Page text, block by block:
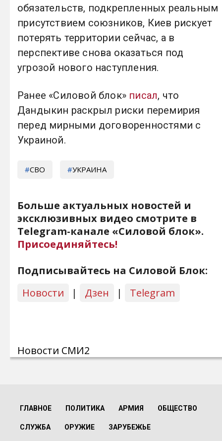
обязательств, подкрепленных реальным
присутствием союзников, Киев рискует
потерять территории сейчас, а в
перспективе снова оказаться под
угрозой нового наступления.
Ранее «Силовой блок» писал, что
Дандыкин раскрыл риски перемирия
перед мирными договоренностями с
Украиной.
СВО УКРАИНА
Больше актуальных новостей и
эксклюзивных видео смотрите в
Telegram-канале «Силовой блок».
Присоединяйтесь!
Подписывайтесь на Силовой Блок:
Новости
| Дзен | Telegram
Новости СМИ2
ГЛАВНОЕ ПОЛИТИКА АРМИЯ ОБЩЕСТВО
СЛУЖБА ОРУЖИЕ ЗАРУБЕЖЬЕ